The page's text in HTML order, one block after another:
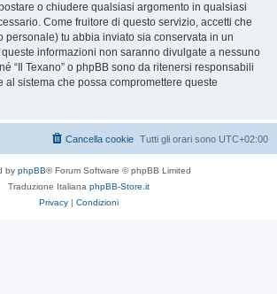
o chiudere qualsiasi argomento in qualsiasi
Come fruitore di questo servizio, accetti che
personale) tu abbia inviato sia conservata in un
informazioni non saranno divulgate a nessuno
“Il Texano” o phpBB sono da ritenersi responsabili
sistema che possa compromettere queste
Tutti gli orari sono UTC+02:00
Cancella cookie
by phpBB® Forum Software © phpBB Limited
Traduzione Italiana phpBB-Store.it
Privacy | Condizioni